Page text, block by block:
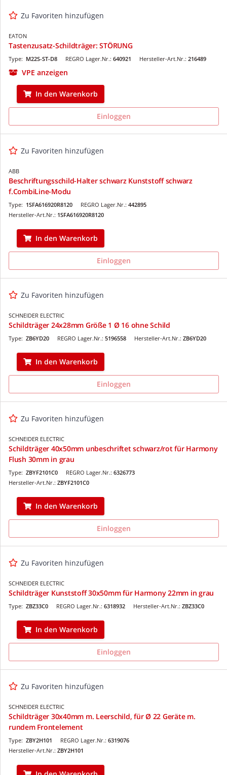
Zu Favoriten hinzufügen
EATON
Tastenzusatz-Schildträger: STÖRUNG
REGRO Lager.Nr.: 640921
Type: M22S-ST-D8 Hersteller-Art.Nr.: 216489
VPE anzeigen
In den Warenkorb
Einloggen
Zu Favoriten hinzufügen
ABB
Beschriftungsschild-Halter schwarz Kunststoff schwarz
f.CombiLine-Modu
REGRO Lager.Nr.: 442895
Type: 1SFA616920R8120
Hersteller-Art.Nr.: 1SFA616920R8120
In den Warenkorb
Einloggen
Zu Favoriten hinzufügen
SCHNEIDER ELECTRIC
Schildträger 24x28mm Größe 1 Ø 16 ohne Schild
REGRO Lager.Nr.: 5196558
Type: ZB6YD20 Hersteller-Art.Nr.: ZB6YD20
In den Warenkorb
Einloggen
Zu Favoriten hinzufügen
SCHNEIDER ELECTRIC
Schildträger 40x50mm unbeschriftet schwarz/rot für Harmony
Flush 30mm in grau
REGRO Lager.Nr.: 6326773
Type: ZBYF2101C0
Hersteller-Art.Nr.: ZBYF2101C0
In den Warenkorb
Einloggen
Zu Favoriten hinzufügen
SCHNEIDER ELECTRIC
Schildträger Kunststoff 30x50mm für Harmony 22mm in grau
REGRO Lager.Nr.: 6318932
Type: ZBZ33C0 Hersteller-Art.Nr.: ZBZ33C0
In den Warenkorb
Einloggen
Zu Favoriten hinzufügen
SCHNEIDER ELECTRIC
Schildträger 30x40mm m. Leerschild, für Ø 22 Geräte m.
rundem Frontelement
REGRO Lager.Nr.: 6319076
Type: ZBY2H101
Hersteller-Art.Nr.: ZBY2H101